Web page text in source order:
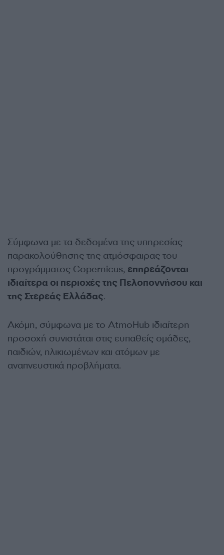
Σύμφωνα με τα δεδομένα της υπηρεσίας
παρακολούθησης της ατμόσφαιρας του
προγράμματος Copernicus, επηρεάζονται
ιδιαίτερα οι περιοχές της Πελοποννήσου και
της Στερεάς Ελλάδας.
Ακόμη, σύμφωνα με το AtmoHub ιδιαίτερη
προσοχή συνιστάται στις ευπαθείς ομάδες,
παιδιών, ηλικιωμένων και ατόμων με
αναπνευστικά προβλήματα.